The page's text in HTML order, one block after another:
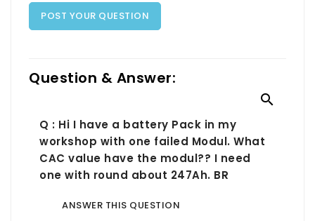
POST YOUR QUESTION
Question & Answer:

Q : Hi I have a battery Pack in my
workshop with one failed Modul. What
CAC value have the modul?? I need
one with round about 247Ah. BR
ANSWER THIS QUESTION